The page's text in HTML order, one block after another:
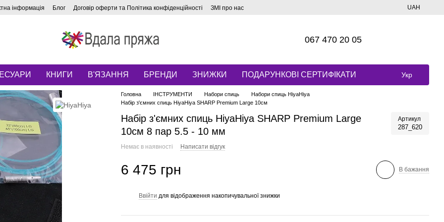
інформація Блог Договір оферти та Політика конфіденційності ЗМІ про нас UAH
067 470 20 05
КНИГИ В'ЯЗАННЯ БРЕНДИ ЗНИЖКИ ПОДАРУНКОВІ СЕРТИФІКАТИ Укр
Головна ІНСТРУМЕНТИ Набори спиць
Набори спиць HiyaHiya
Набір з'ємних спиць HiyaHiya SHARP Premium Large 10cм
Набір з'ємних спиць HiyaHiya SHARP Premium Large
10cм 8 пар 5.5 - 10 мм
Артикул
287_620
Немає в наявності Написати відгук
6 475 грн В бажання
Ввійти для відображення накопичувальної знижки